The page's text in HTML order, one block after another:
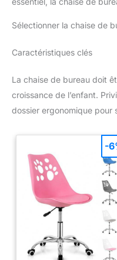
Sélectionner la chaise de
Caractéristiques clés
La chaise de bureau doit
croissance de l’enfant.
dossier ergonomique pour
-